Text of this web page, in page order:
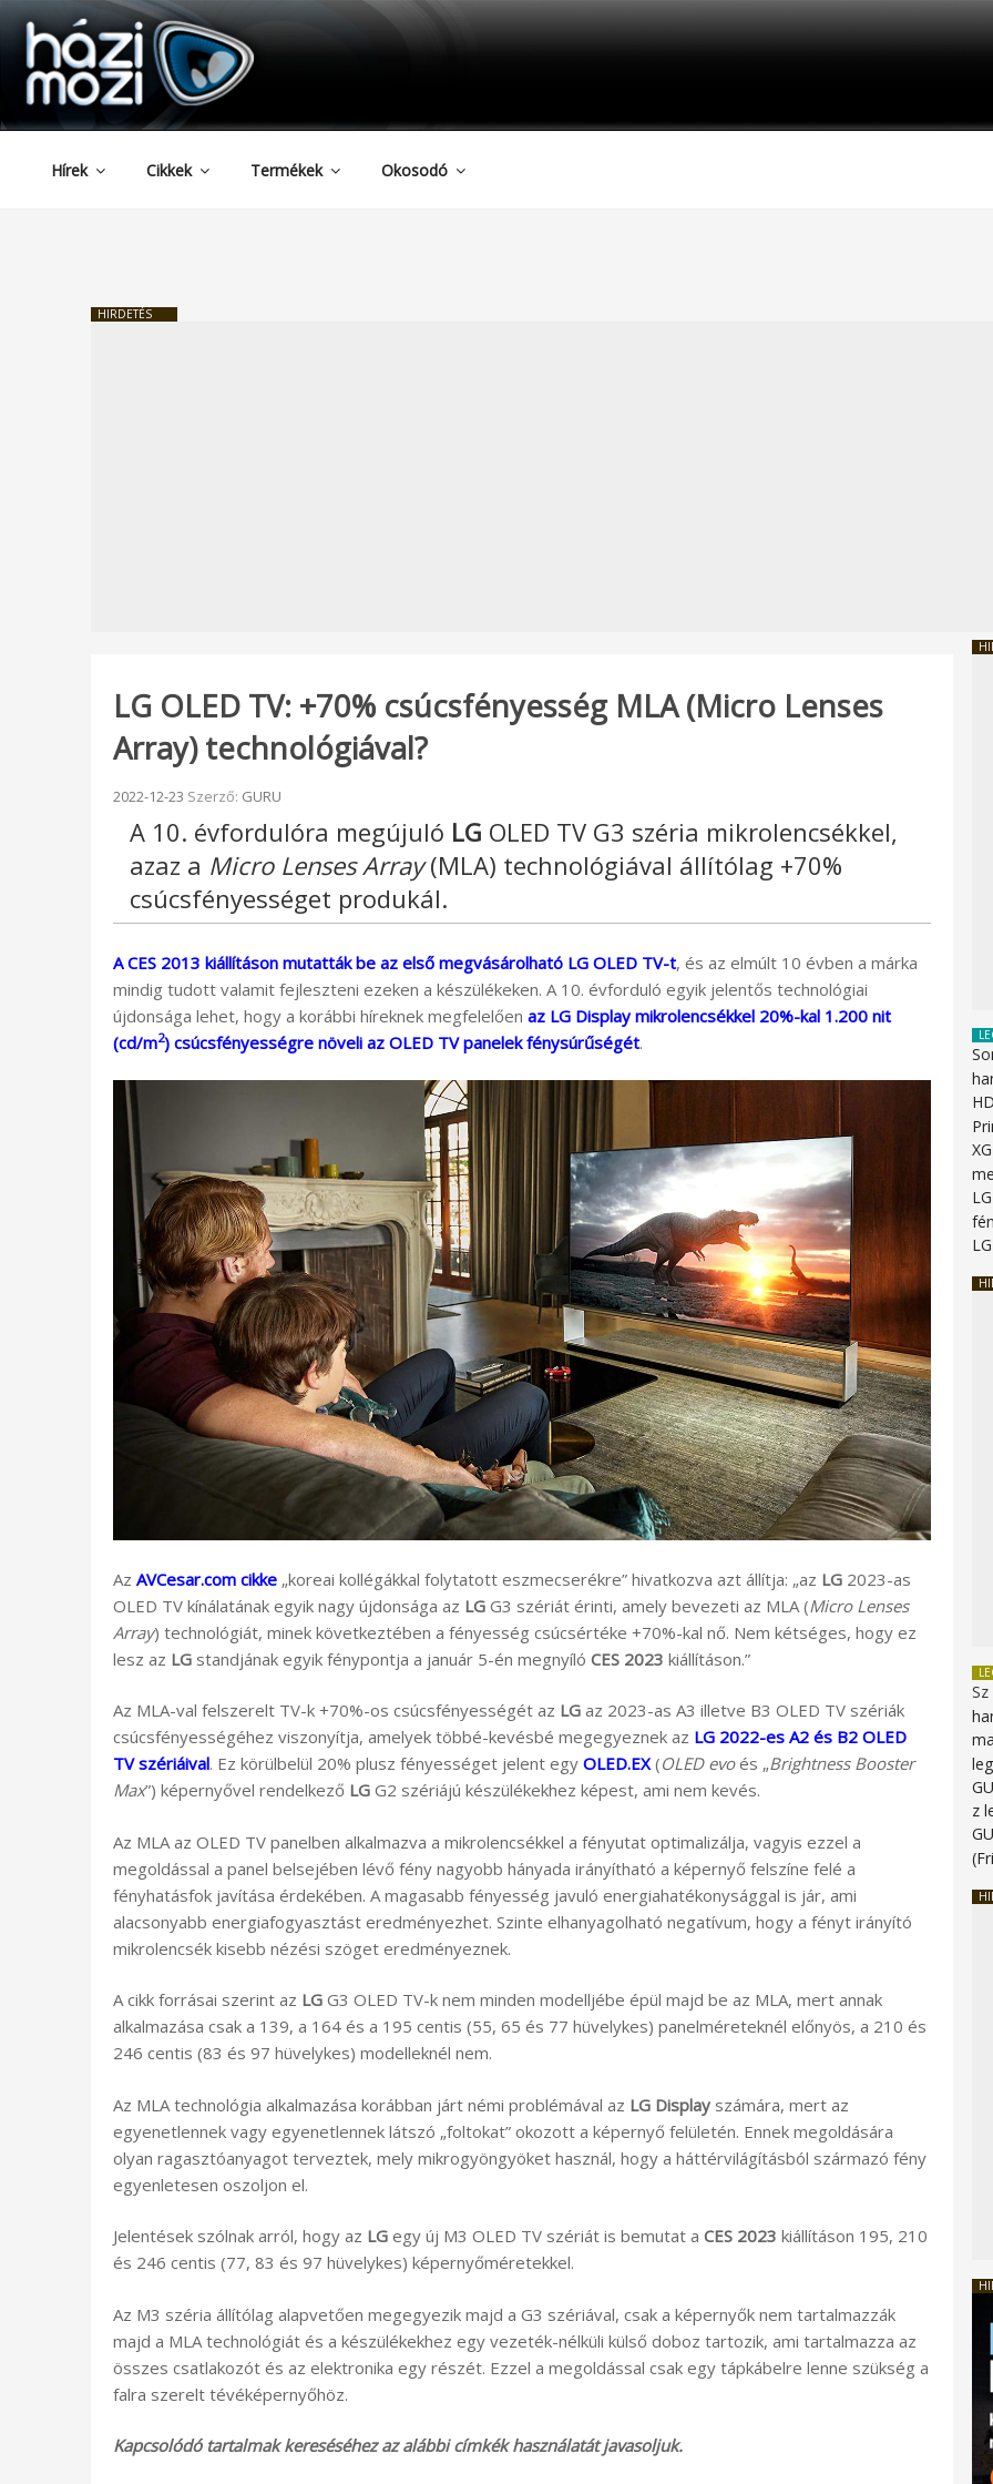
Tartalomhoz
HAZIMOZI
Hírek Cikkek Termékek Okosodó
HIRDETÉS
LG OLED TV: +70% csúcsfényesség MLA (Micro Lenses
Array) technológiával?
Beküldve:
2022-12-23 Szerző: GURU
A 10. évfordulóra megújuló LG OLED TV G3 széria mikrolencsékkel,
azaz a Micro Lenses Array(MLA) technológiával állítólag +70%
csúcsfényességet produkál.
A CES 2013 kiállításon mutatták be az első megvásárolható LG OLED TV-t, és az elmúlt 10 évben a márka
mindig tudott valamit fejleszteni ezeken a készülékeken. A 10. évforduló egyik jelentős technológiai
újdonsága lehet, hogy a korábbi híreknek megfelelően az LG Display mikrolencsékkel 20%-kal 1.200 nit
(cd/m2) csúcsfényességre növeli az OLED TV panelek fénysúrűségét.
Az AVCesar.com cikke „koreai kollégákkal folytatott eszmecserékre” hivatkozva azt állítja: „az LG 2023-as
OLED TV kínálatának egyik nagy újdonsága az LG G3 szériát érinti, amely bevezeti az MLA (Micro Lenses
Array) technológiát, minek következtében a fényesség csúcsértéke +70%-kal nő. Nem kétséges, hogy ez
lesz az LG standjának egyik fénypontja a január 5-én megnyíló CES 2023 kiállításon.”
Az MLA-val felszerelt TV-k +70%-os csúcsfényességét az LG az 2023-as A3 illetve B3 OLED TV szériák
csúcsfényességéhez viszonyítja, amelyek többé-kevésbé megegyeznek az LG 2022-es A2 és B2 OLED
TV szériáival. Ez körülbelül 20% plusz fényességet jelent egy OLED.EX(OLED evoés „Brightness Booster
Max”) képernyővel rendelkező LG G2 szériájú készülékekhez képest, ami nem kevés.
Az MLA az OLED TV panelben alkalmazva a mikrolencsékkel a fényutat optimalizálja, vagyis ezzel a
megoldással a panel belsejében lévő fény nagyobb hányada irányítható a képernyő felszíne felé a
fényhatásfok javítása érdekében. A magasabb fényesség javuló energiahatékonysággal is jár, ami
alacsonyabb energiafogyasztást eredményezhet. Szinte elhanyagolható negatívum, hogy a fényt irányító
mikrolencsék kisebb nézési szöget eredményeznek.
A cikk forrásai szerint az LG G3 OLED TV-k nem minden modelljébe épül majd be az MLA, mert annak
alkalmazása csak a 139, a 164 és a 195 centis (55, 65 és 77 hüvelykes) panelméreteknél előnyös, a 210 és
246 centis (83 és 97 hüvelykes) modelleknél nem.
Az MLA technológia alkalmazása korábban járt némi problémával az LG Display számára, mert az
egyenetlennek vagy egyenetlennek látszó „foltokat” okozott a képernyő felületén. Ennek megoldására
olyan ragasztóanyagot terveztek, mely mikrogyöngyöket használ, hogy a háttérvilágításból származó fény
egyenletesen oszoljon el.
Jelentések szólnak arról, hogy az LG egy új M3 OLED TV szériát is bemutat a CES 2023 kiállításon 195, 210
és 246 centis (77, 83 és 97 hüvelykes) képernyőméretekkel.
Az M3 széria állítólag alapvetően megegyezik majd a G3 szériával, csak a képernyők nem tartalmazzák
majd a MLA technológiát és a készülékekhez egy vezeték-nélküli külső doboz tartozik, ami tartalmazza az
összes csatlakozót és az elektronika egy részét. Ezzel a megoldással csak egy tápkábelre lenne szükség a
falra szerelt tévéképernyőhöz.
Kapcsolódó tartalmak kereséséhez az alábbi címkék használatát javasoljuk.
z